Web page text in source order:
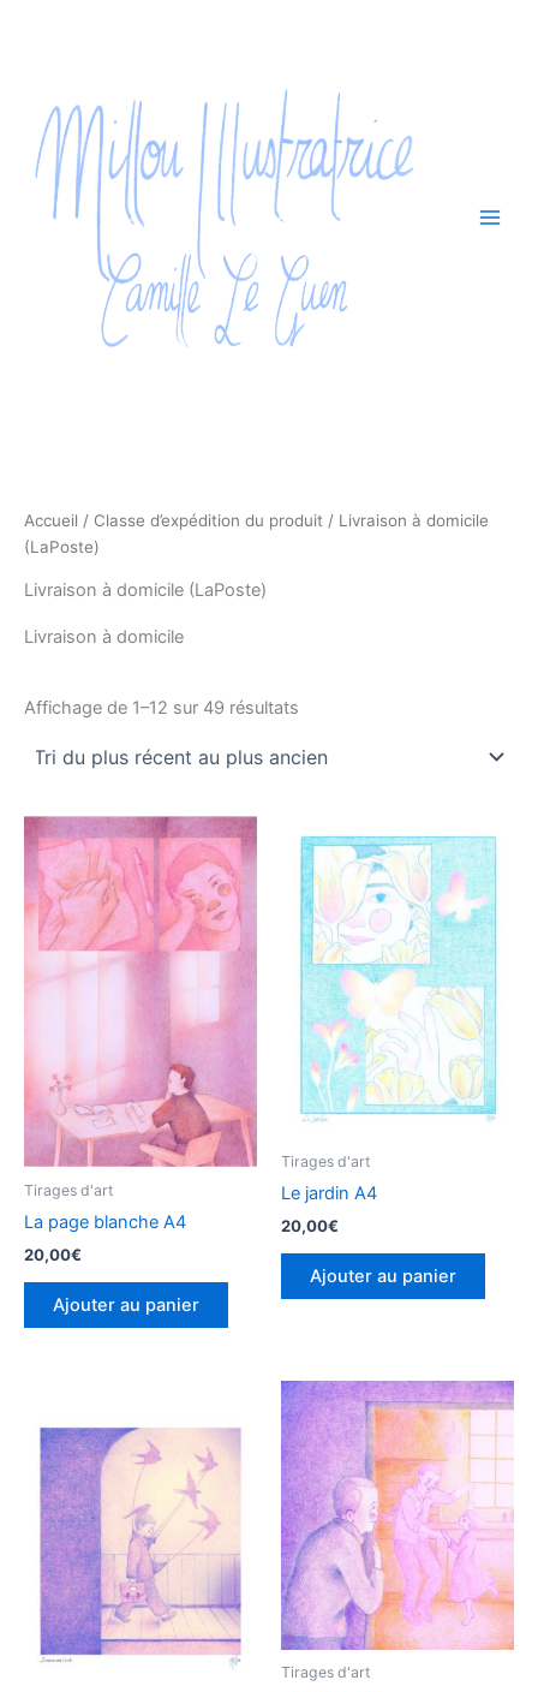
Accueil / Classe d’expédition du produit / Livraison à domicile
(LaPoste)
Livraison à domicile (LaPoste)
Livraison à domicile
Affichage de 1–12 sur 49 résultats
ancien
Tirages d'art
La page blanche A4
20,00€
Ajouter au panier
Tirages d'art
Le jardin A4
20,00€
Ajouter au panier
Tirages d'art